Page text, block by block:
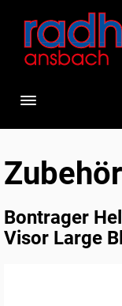
Toggle navigation
Bontrager
Visor Large